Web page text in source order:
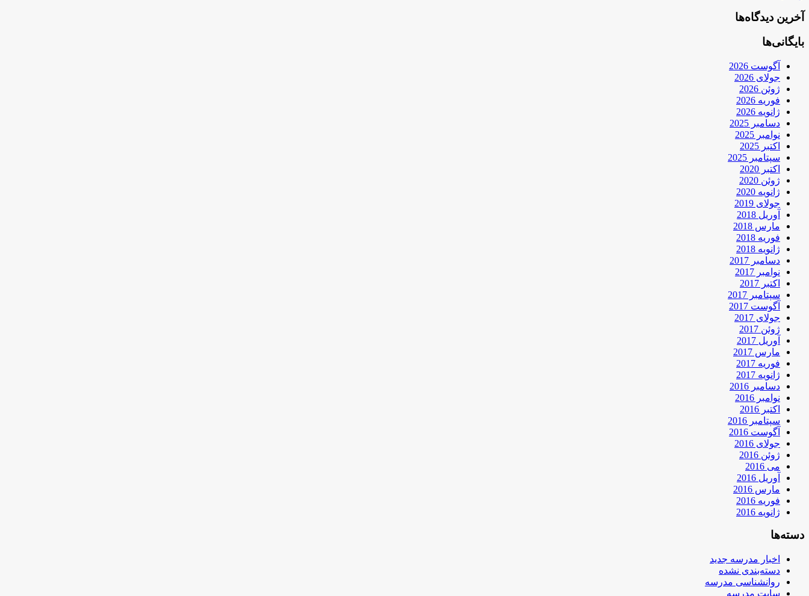
آخرین دیدگاه‌ها
بایگانی‌ها
آگوست 2026
جولای 2026
ژوئن 2026
فوریه 2026
ژانویه 2026
دسامبر 2025
نوامبر 2025
اکتبر 2025
سپتامبر 2025
اکتبر 2020
ژوئن 2020
ژانویه 2020
جولای 2019
آوریل 2018
مارس 2018
فوریه 2018
ژانویه 2018
دسامبر 2017
نوامبر 2017
اکتبر 2017
سپتامبر 2017
آگوست 2017
جولای 2017
ژوئن 2017
آوریل 2017
مارس 2017
فوریه 2017
ژانویه 2017
دسامبر 2016
نوامبر 2016
اکتبر 2016
سپتامبر 2016
آگوست 2016
جولای 2016
ژوئن 2016
می 2016
آوریل 2016
مارس 2016
فوریه 2016
ژانویه 2016
دسته‌ها
اخبار مدرسه جدید
دسته‌بندی نشده
روانشناسی مدرسه
سایت مدرسه